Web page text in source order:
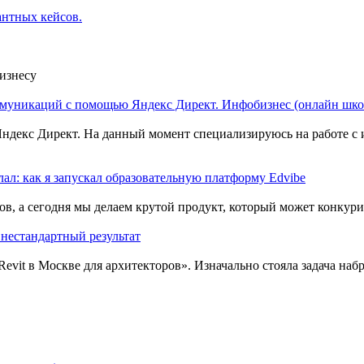
кейсов.
с помощью Яндекс Директ. Инфобизнес (онлайн
как я запускал образовательную платформу Edvibe
результат